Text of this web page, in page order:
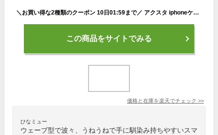
＼お買い得な2種類のクーポン 10日01:59まで／ アクスタ iphoneケース スマホケース ウェーブ iPhone16 iPhone15 Plus Pro Max iPhone14 ケース アクスタ収納ケース クリア SE 第3世代 13 12 アクキー 収納 ボンボンシール 波型 透明 推し活 ショルダー対応 【ウェーブ2】
この商品をサイトでみる
価格と在庫を楽天でチェック >>
ひなミュー
ウェーブ型で波々、うねうねで手に馴染み持ちやすいスマ